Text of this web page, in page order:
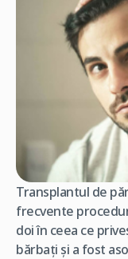
Transplantul de
frecvente
doi în ceea ce
bărbați și a fost